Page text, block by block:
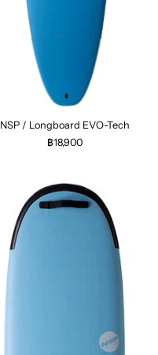
NSP / Longboard EVO-Tech
฿18,900